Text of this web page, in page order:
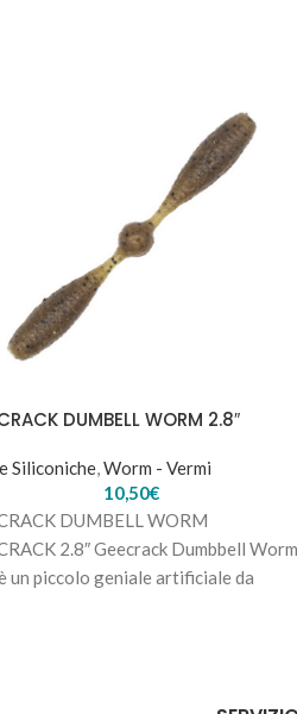
DUMBELL WORM 2.8″
Siliconiche Worm - Vermi
10,50€
DUMBELL WORM
2.8″ Geecrack Dumbbell Worm
è un piccolo geniale artificiale da